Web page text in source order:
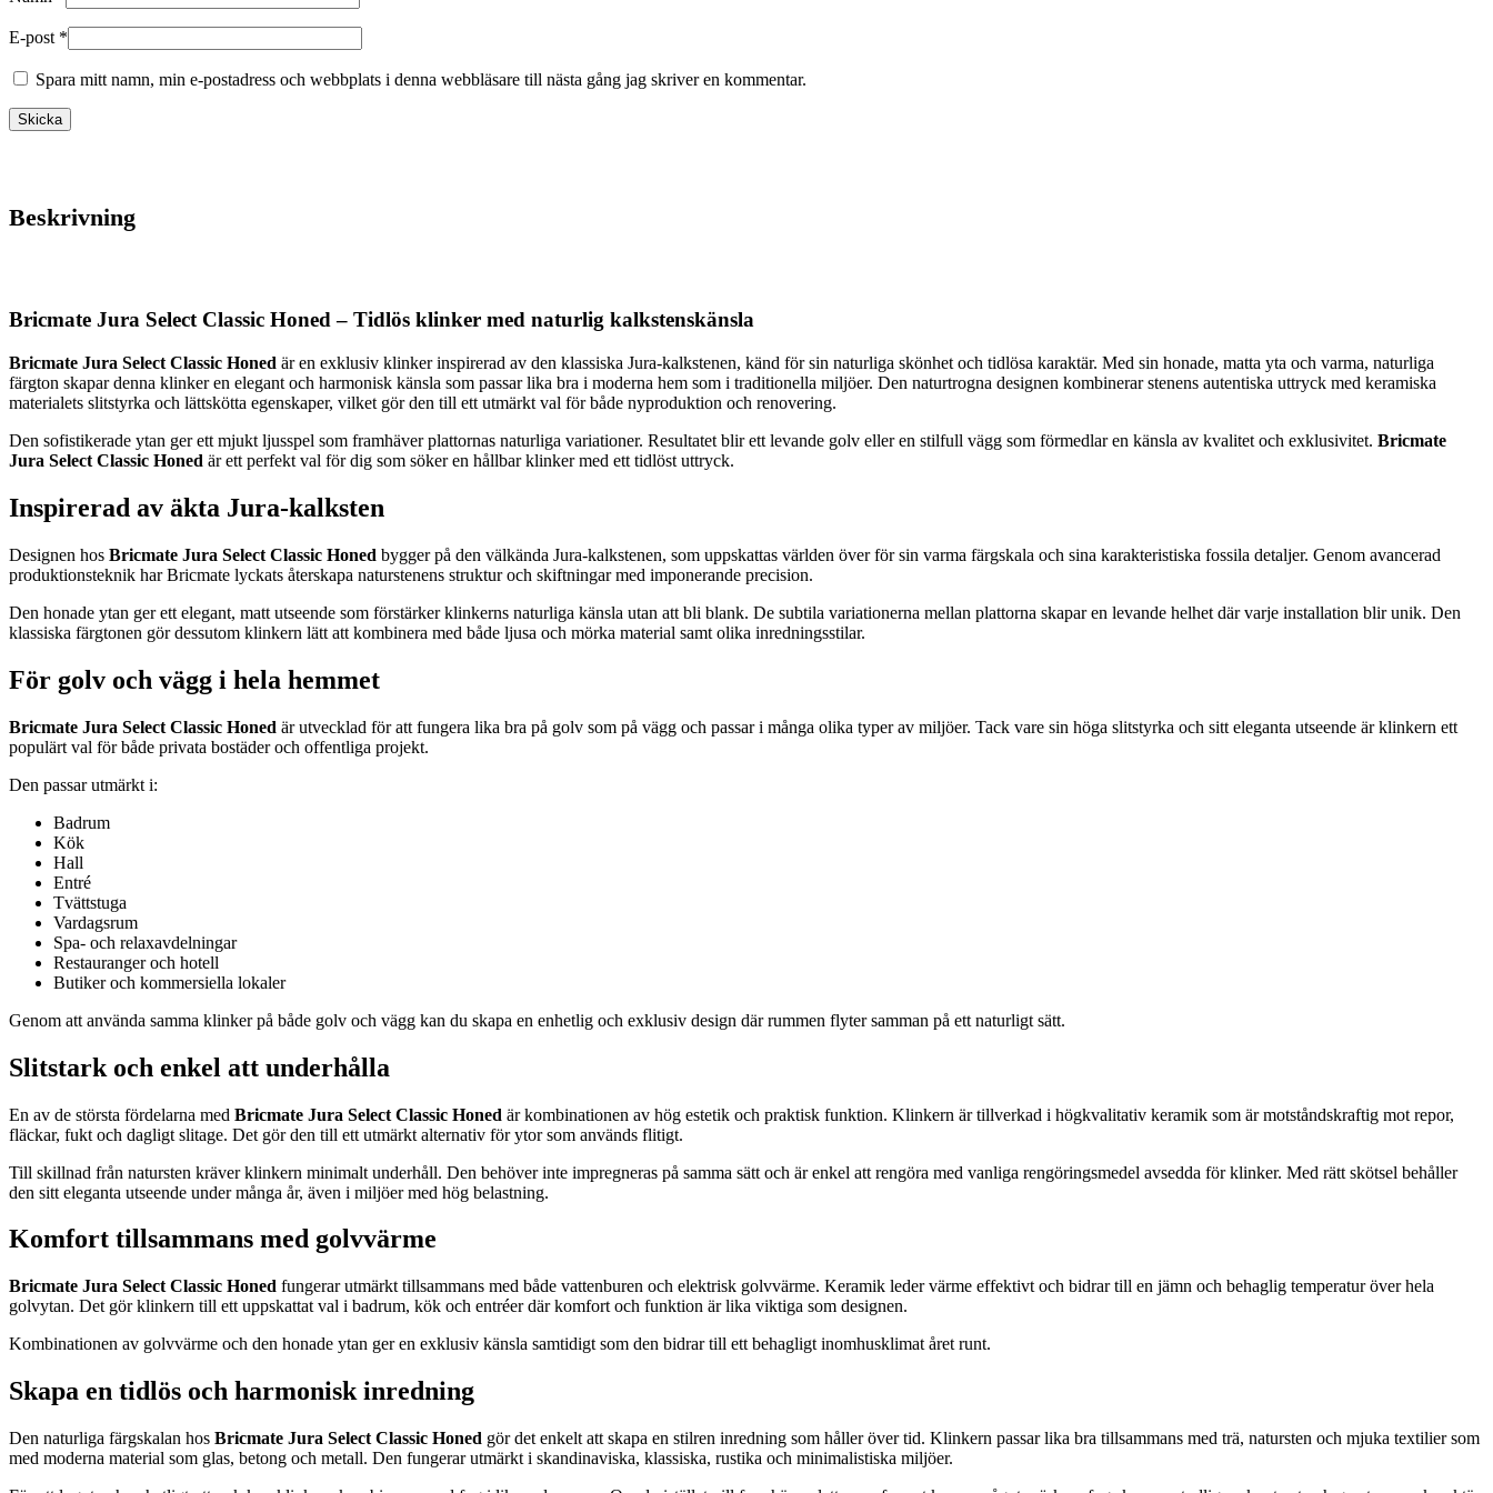
E-post *
Spara mitt namn, min e-postadress och webbplats i denna webbläsare till nästa gång jag skriver en kommentar.
Beskrivning
Bricmate Jura Select Classic Honed – Tidlös klinker med naturlig kalkstenskänsla
Bricmate Jura Select Classic Honed är en exklusiv klinker inspirerad av den klassiska Jura-kalkstenen, känd för sin naturliga skönhet och tidlösa karaktär. Med sin honade, matta yta och varma, naturliga
färgton skapar denna klinker en elegant och harmonisk känsla som passar lika bra i moderna hem som i traditionella miljöer. Den naturtrogna designen kombinerar stenens autentiska uttryck med keramiska
materialets slitstyrka och lättskötta egenskaper, vilket gör den till ett utmärkt val för både nyproduktion och renovering.
Den sofistikerade ytan ger ett mjukt ljusspel som framhäver plattornas naturliga variationer. Resultatet blir ett levande golv eller en stilfull vägg som förmedlar en känsla av kvalitet och exklusivitet. Bricmate
Jura Select Classic Honed är ett perfekt val för dig som söker en hållbar klinker med ett tidlöst uttryck.
Inspirerad av äkta Jura-kalksten
Designen hos Bricmate Jura Select Classic Honed bygger på den välkända Jura-kalkstenen, som uppskattas världen över för sin varma färgskala och sina karakteristiska fossila detaljer. Genom avancerad
produktionsteknik har Bricmate lyckats återskapa naturstenens struktur och skiftningar med imponerande precision.
Den honade ytan ger ett elegant, matt utseende som förstärker klinkerns naturliga känsla utan att bli blank. De subtila variationerna mellan plattorna skapar en levande helhet där varje installation blir unik. Den
klassiska färgtonen gör dessutom klinkern lätt att kombinera med både ljusa och mörka material samt olika inredningsstilar.
För golv och vägg i hela hemmet
Bricmate Jura Select Classic Honed är utvecklad för att fungera lika bra på golv som på vägg och passar i många olika typer av miljöer. Tack vare sin höga slitstyrka och sitt eleganta utseende är klinkern ett
populärt val för både privata bostäder och offentliga projekt.
Den passar utmärkt i:
Badrum
Kök
Hall
Entré
Tvättstuga
Vardagsrum
Spa- och relaxavdelningar
Restauranger och hotell
Butiker och kommersiella lokaler
Genom att använda samma klinker på både golv och vägg kan du skapa en enhetlig och exklusiv design där rummen flyter samman på ett naturligt sätt.
Slitstark och enkel att underhålla
En av de största fördelarna med Bricmate Jura Select Classic Honed är kombinationen av hög estetik och praktisk funktion. Klinkern är tillverkad i högkvalitativ keramik som är motståndskraftig mot repor,
fläckar, fukt och dagligt slitage. Det gör den till ett utmärkt alternativ för ytor som används flitigt.
Till skillnad från natursten kräver klinkern minimalt underhåll. Den behöver inte impregneras på samma sätt och är enkel att rengöra med vanliga rengöringsmedel avsedda för klinker. Med rätt skötsel behåller
den sitt eleganta utseende under många år, även i miljöer med hög belastning.
Komfort tillsammans med golvvärme
Bricmate Jura Select Classic Honed fungerar utmärkt tillsammans med både vattenburen och elektrisk golvvärme. Keramik leder värme effektivt och bidrar till en jämn och behaglig temperatur över hela
golvytan. Det gör klinkern till ett uppskattat val i badrum, kök och entréer där komfort och funktion är lika viktiga som designen.
Kombinationen av golvvärme och den honade ytan ger en exklusiv känsla samtidigt som den bidrar till ett behagligt inomhusklimat året runt.
Skapa en tidlös och harmonisk inredning
Den naturliga färgskalan hos Bricmate Jura Select Classic Honed gör det enkelt att skapa en stilren inredning som håller över tid. Klinkern passar lika bra tillsammans med trä, natursten och mjuka textilier som
med moderna material som glas, betong och metall. Den fungerar utmärkt i skandinaviska, klassiska, rustika och minimalistiska miljöer.